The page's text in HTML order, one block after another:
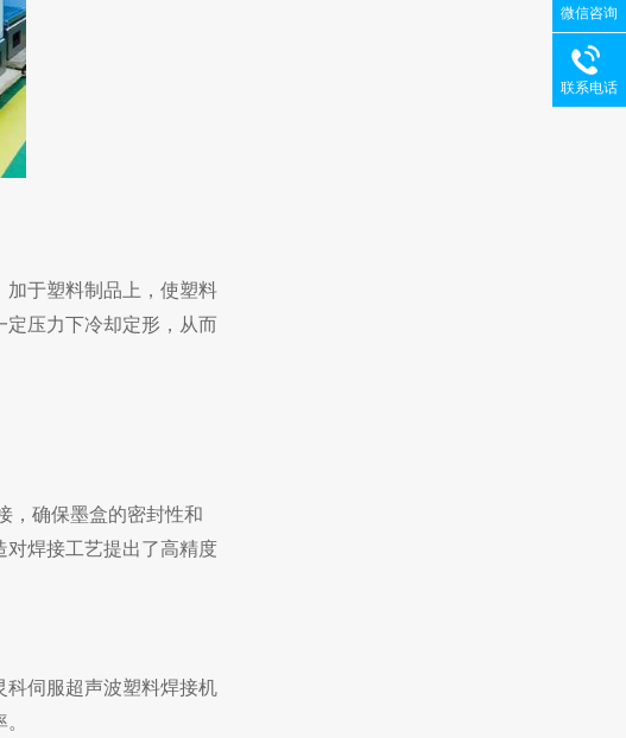
加于塑料制品上，使塑料
压力下冷却定形，从而
，确保墨盒的密封性和
对焊接工艺提出了高精度
科伺服超声波塑料焊接机
微信咨询
联系电话